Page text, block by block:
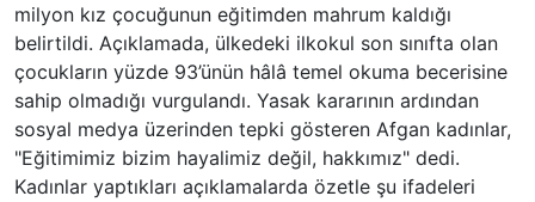
milyon kız çocuğunun eğitimden mahrum kaldığı
belirtildi. Açıklamada, ülkedeki ilkokul son sınıfta olan
çocukların yüzde 93’ünün hâlâ temel okuma becerisine
sahip olmadığı vurgulandı. Yasak kararının ardından
sosyal medya üzerinden tepki gösteren Afgan kadınlar,
"Eğitimimiz bizim hayalimiz değil, hakkımız" dedi.
Kadınlar yaptıkları açıklamalarda özetle şu ifadeleri